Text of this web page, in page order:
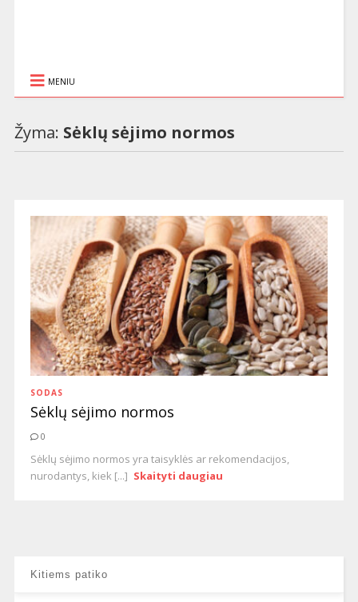
MENIU
Žyma: Sėklų sėjimo normos
SODAS
Sėklų sėjimo normos
0
Sėklų sėjimo normos yra taisyklės ar rekomendacijos,
nurodantys, kiek [...] Skaityti daugiau
Kitiems patiko